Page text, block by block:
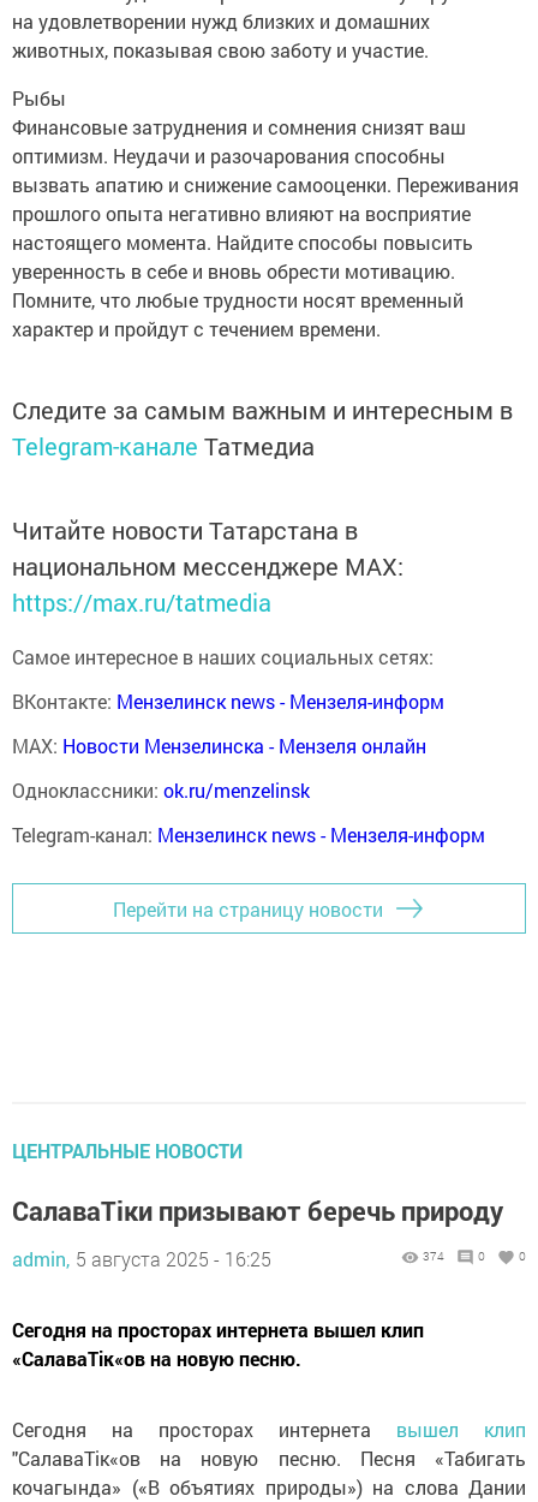
на удовлетворении нужд близких и домашних
животных, показывая свою заботу и участие.
Рыбы
Финансовые затруднения и сомнения снизят ваш
оптимизм. Неудачи и разочарования способны
вызвать апатию и снижение самооценки. Переживания
прошлого опыта негативно влияют на восприятие
настоящего момента. Найдите способы повысить
уверенность в себе и вновь обрести мотивацию.
Помните, что любые трудности носят временный
характер и пройдут с течением времени.
Следите за самым важным и интересным в
Telegram-канале Татмедиа
Читайте новости Татарстана в
национальном мессенджере MАХ:
https://max.ru/tatmedia
Самое интересное в наших социальных сетях:
ВКонтакте: Мензелинск news - Мензеля-информ
MAX: Новости Мензелинска - Мензеля онлайн
Одноклассники: ok.ru/menzelinsk
Telegram-канал: Мензелинск news - Мензеля-информ
Перейти на страницу новости
ЦЕНТРАЛЬНЫЕ НОВОСТИ
СалаваТіки призывают беречь природу
admin, 5 августа 2025 - 16:25 374 0 0
Сегодня на просторах интернета вышел клип
«СалаваТік«ов на новую песню.
Сегодня на просторах интернета вышел клип
"СалаваТік«ов на новую песню. Песня «Табигать
кочагында» («В объятиях природы») на слова Дании